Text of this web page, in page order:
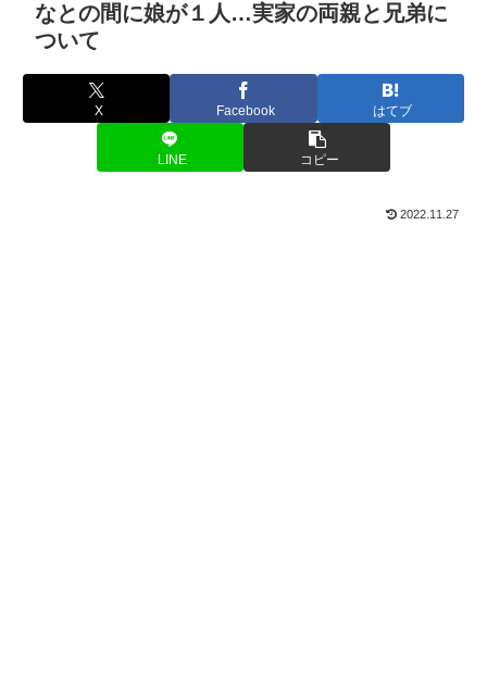
なとの間に娘が１人…実家の両親と兄弟に
ついて
X Facebook はてブ
LINE コピー
2022.11.27